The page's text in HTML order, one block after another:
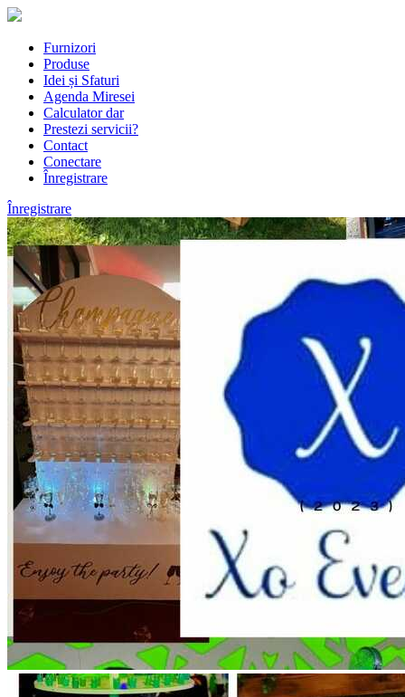
Furnizori
Produse
Idei și Sfaturi
Agenda Miresei
Calculator dar
Prestezi servicii?
Contact
Conectare
Înregistrare
Înregistrare